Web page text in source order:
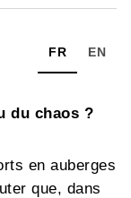
FR EN
du chaos ?
en auberges
que, dans